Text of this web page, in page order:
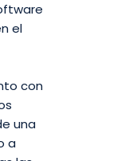
el
con
una
a